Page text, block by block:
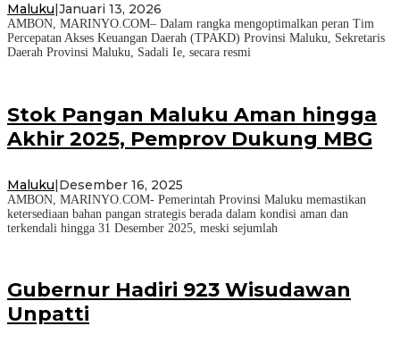
Maluku Januari 13, 2026
AMBON, MARINYO.COM– Dalam rangka mengoptimalkan peran Tim
Percepatan Akses Keuangan Daerah (TPAKD) Provinsi Maluku, Sekretaris
Daerah Provinsi Maluku, Sadali Ie, secara resmi
Stok Pangan Maluku Aman hingga
Akhir 2025, Pemprov Dukung MBG
Maluku|Desember 16, 2025
AMBON, MARINYO.COM- Pemerintah Provinsi Maluku memastikan
ketersediaan bahan pangan strategis berada dalam kondisi aman dan
terkendali hingga 31 Desember 2025, meski sejumlah
Gubernur Hadiri 923 Wisudawan
Unpatti